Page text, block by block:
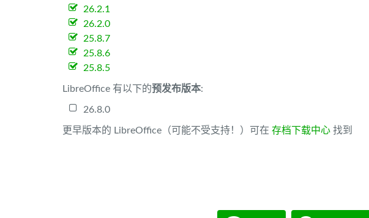
26.2.1
26.2.0
25.8.7
25.8.6
25.8.5
LibreOffice 有以下的预发布版本:
26.8.0
更早版本的 LibreOffice（可能不受支持！）可在 存档下载中心 找到